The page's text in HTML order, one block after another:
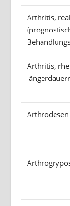
Arthritis,
Arthritis,
Arthrodesen